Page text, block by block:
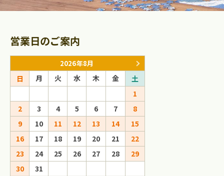
営業日のご案内
2026年8月
日 月 火 水 木 金
土
1
2
3 4 5 6 7
8
9
10 11 12 13 14
15
16
17 18 19 20 21
22
23
24 25 26 27 28
29
30
31